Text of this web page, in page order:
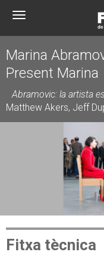
Toggle
Marina
Present Marina
Abramovic: la artista
Matthew Akers, Jeff
Fitxa tècnica